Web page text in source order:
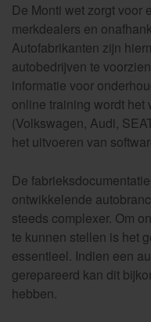
De Monti wet zorgt voor
merkdealers en
Autofabrikanten zijn
autobedrijven te
informatie voor
online training wordt het
(Volkswagen, Audi,
het uitvoeren van
De
ontwikkelende
steeds complexer. Om
te kunnen stellen is het
essentieel. Indien een
gerepareerd kan dit
hebben.